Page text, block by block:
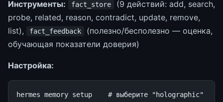
Инструменты: fact_store
(9 действий: add, search,
probe, related, reason, contradict, update, remove,
list),
fact_feedback
(полезно/бесполезно — оценка,
обучающая показатели доверия)
Настройка:
hermes memory setup
# выберите "holographic"